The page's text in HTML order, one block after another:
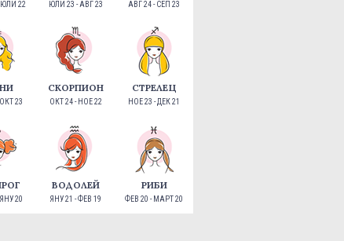
22 ЮЛИ 23 - АВГ 23 АВГ 24 - СЕП 23
23
СКОРПИОН
ОКТ 24 - НОЕ 22
СТРЕЛЕЦ
НОЕ 23 - ДЕК 21
20
ВОДОЛЕЙ
ЯНУ 21 - ФЕВ 19
РИБИ
ФЕВ 20 - МАРТ 20